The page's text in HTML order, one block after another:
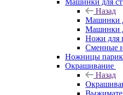
Машинки для
Назад
Машинки
Машинки
Ножи для
Сменные
Ножницы
Окрашивание
Назад